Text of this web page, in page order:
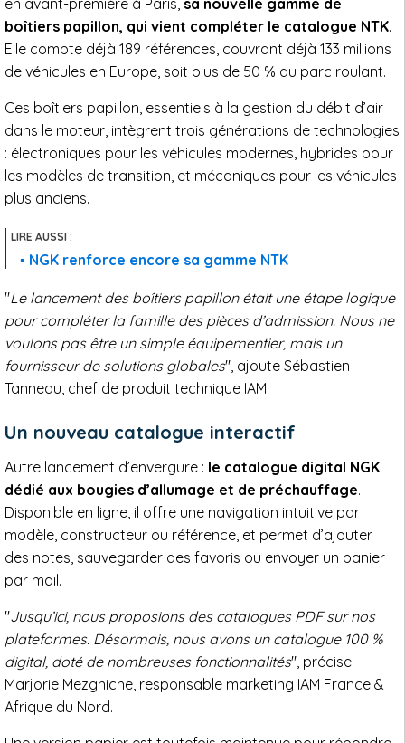
en avant-première à Paris, sa nouvelle gamme de
boîtiers papillon, qui vient compléter le catalogue NTK.
Elle compte déjà 189 références, couvrant déjà 133 millions
de véhicules en Europe, soit plus de 50 % du parc roulant.
Ces boîtiers papillon, essentiels à la gestion du débit d’air
dans le moteur, intègrent trois générations de technologies
: électroniques pour les véhicules modernes, hybrides pour
les modèles de transition, et mécaniques pour les véhicules
plus anciens.
NGK renforce encore sa gamme NTK
"Le lancement des boîtiers papillon était une étape logique
pour compléter la famille des pièces d’admission. Nous ne
voulons pas être un simple équipementier, mais un
fournisseur de solutions globales", ajoute Sébastien
Tanneau, chef de produit technique IAM.
Un nouveau catalogue interactif
Autre lancement d’envergure : le catalogue digital NGK
dédié aux bougies d’allumage et de préchauffage.
Disponible en ligne, il offre une navigation intuitive par
modèle, constructeur ou référence, et permet d’ajouter
des notes, sauvegarder des favoris ou envoyer un panier
par mail.
"Jusqu’ici, nous proposions des catalogues PDF sur nos
plateformes. Désormais, nous avons un catalogue 100 %
digital, doté de nombreuses fonctionnalités", précise
Marjorie Mezghiche, responsable marketing IAM France &
Afrique du Nord.